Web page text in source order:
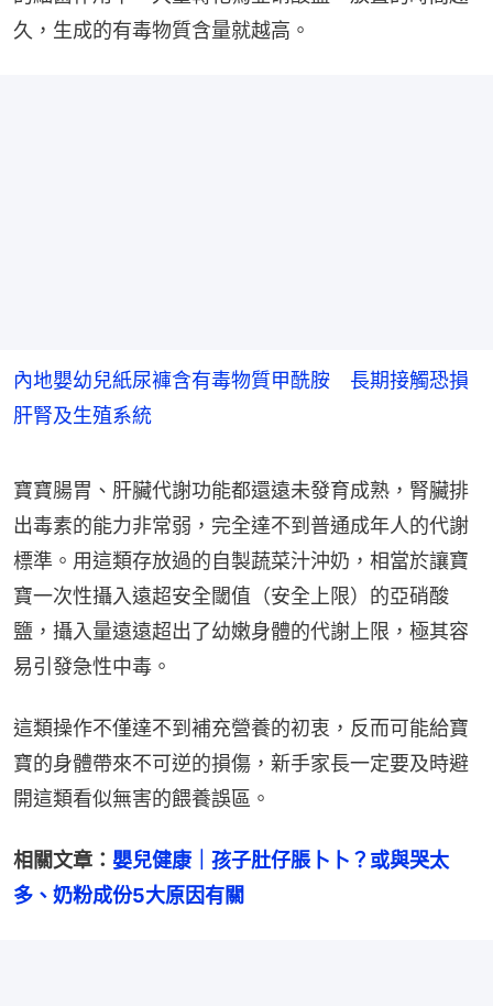
久，生成的有毒物質含量就越高。
內地嬰幼兒紙尿褲含有毒物質甲酰胺 長期接觸恐損
肝腎及生殖系統
寶寶腸胃、肝臟代謝功能都還遠未發育成熟，腎臟排
出毒素的能力非常弱，完全達不到普通成年人的代謝
標準。用這類存放過的自製蔬菜汁沖奶，相當於讓寶
寶一次性攝入遠超安全閾值（安全上限）的亞硝酸
鹽，攝入量遠遠超出了幼嫩身體的代謝上限，極其容
易引發急性中毒。
這類操作不僅達不到補充營養的初衷，反而可能給寶
寶的身體帶來不可逆的損傷，新手家長一定要及時避
開這類看似無害的餵養誤區。
相關文章： 嬰兒健康｜孩子肚仔脹卜卜？或與哭太
多、奶粉成份5大原因有關